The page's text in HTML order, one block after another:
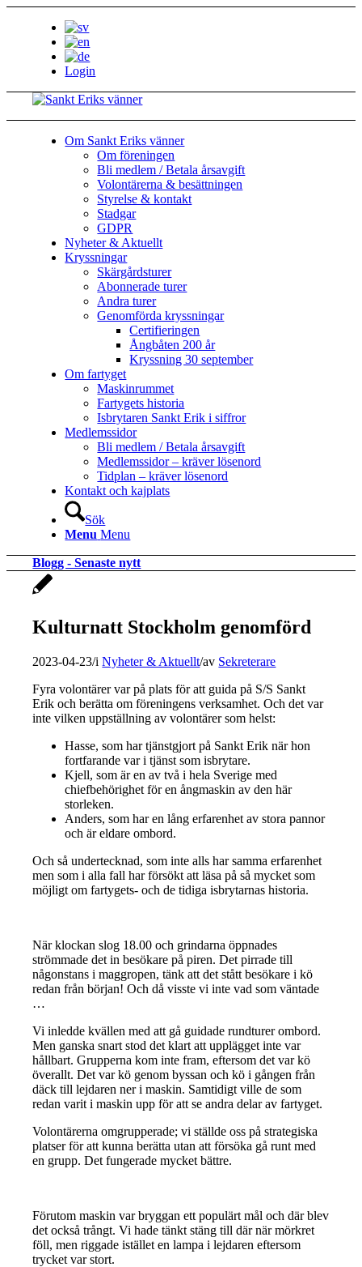
Login
Om Sankt Eriks vänner
Om föreningen
Bli medlem / Betala årsavgift
Volontärerna & besättningen
Styrelse & kontakt
Stadgar
GDPR
Nyheter & Aktuellt
Kryssningar
Skärgårdsturer
Abonnerade turer
Andra turer
Genomförda kryssningar
Certifieringen
Ångbåten 200 år
Kryssning 30 september
Om fartyget
Maskinrummet
Fartygets historia
Isbrytaren Sankt Erik i siffror
Medlemssidor
Bli medlem / Betala årsavgift
Medlemssidor – kräver lösenord
Tidplan – kräver lösenord
Kontakt och kajplats
Sök
Menu Menu
Blogg - Senaste nytt
Kulturnatt Stockholm genomförd
2023-04-23/iNyheter & Aktuellt/av Sekreterare
Fyra volontärer var på plats för att guida på S/S Sankt
Erik och berätta om föreningens verksamhet. Och det var
inte vilken uppställning av volontärer som helst:
Hasse, som har tjänstgjort på Sankt Erik när hon
fortfarande var i tjänst som isbrytare.
Kjell, som är en av två i hela Sverige med
chiefbehörighet för en ångmaskin av den här
storleken.
Anders, som har en lång erfarenhet av stora pannor
och är eldare ombord.
Och så undertecknad, som inte alls har samma erfarenhet
men som i alla fall har försökt att läsa på så mycket som
möjligt om fartygets- och de tidiga isbrytarnas historia.
När klockan slog 18.00 och grindarna öppnades
strömmade det in besökare på piren. Det pirrade till
någonstans i maggropen, tänk att det stått besökare i kö
redan från början! Och då visste vi inte vad som väntade
…
Vi inledde kvällen med att gå guidade rundturer ombord.
Men ganska snart stod det klart att upplägget inte var
hållbart. Grupperna kom inte fram, eftersom det var kö
överallt. Det var kö genom byssan och kö i gången från
däck till lejdaren ner i maskin. Samtidigt ville de som
redan varit i maskin upp för att se andra delar av fartyget.
Volontärerna omgrupperade; vi ställde oss på strategiska
platser för att kunna berätta utan att försöka gå runt med
en grupp. Det fungerade mycket bättre.
Förutom maskin var bryggan ett populärt mål och där blev
det också trångt. Vi hade tänkt stäng till där när mörkret
föll, men riggade istället en lampa i lejdaren eftersom
trycket var stort.